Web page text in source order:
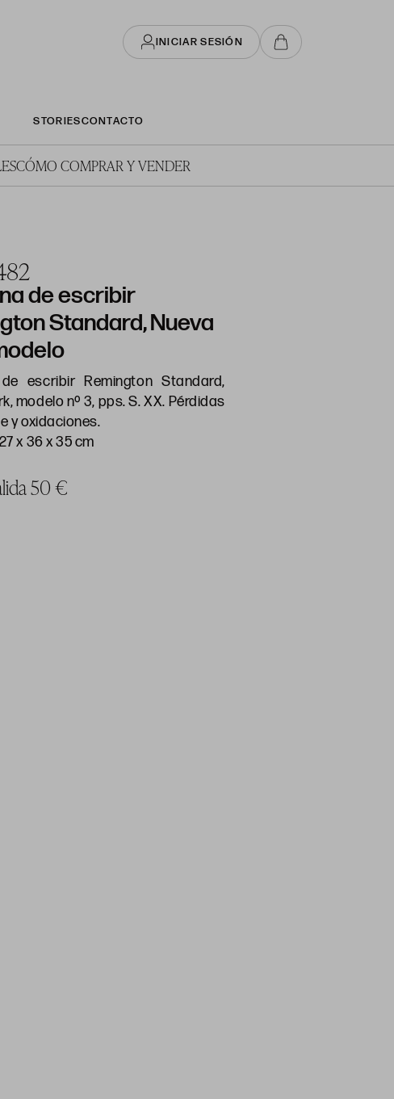
INICIAR SESIÓN
STORIESCONTACTO
CÓMO COMPRAR Y VENDER
de escribir
Standard, Nueva
escribir Remington Standard,
modelo nº 3, pps. S. XX. Pérdidas
y oxidaciones.
x 36 x 35 cm
50 €